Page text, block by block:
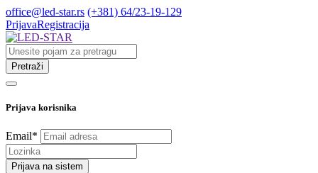
office@led-star.rs (+381) 64/23-19-129
PrijavaRegistracija
Pretraži
Prijava korisnika
Email*
Prijava na sistem